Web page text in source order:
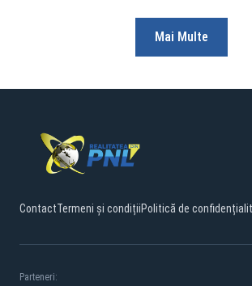
Mai Multe
ContactTermeni și condițiiPolitică de
Parteneri: